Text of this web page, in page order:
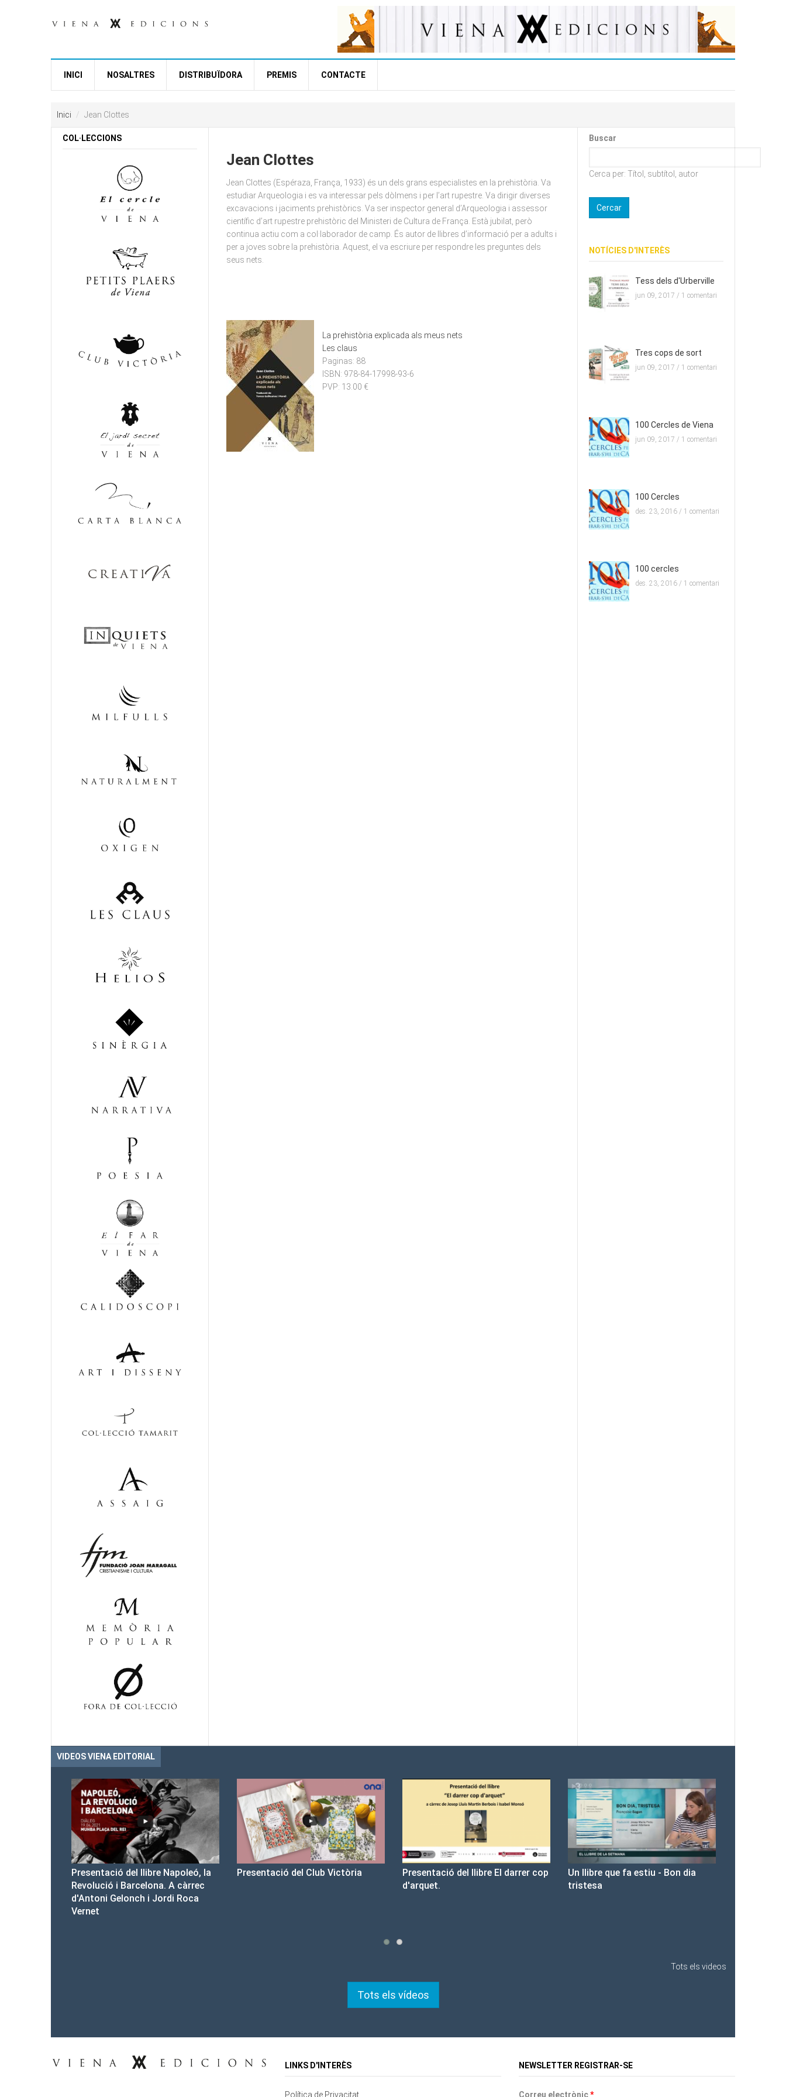
INICI NOSALTRES DISTRIBUÏDORA PREMIS CONTACTE
Inici Jean Clottes
Jean Clottes
Jean Clottes (Espéraza, França, 1933) és un dels grans especialistes en la prehistòria. Va
estudiar Arqueologia i es va interessar pels dòlmens i per l’art rupestre. Va dirigir diverses
excavacions i jaciments prehistòrics. Va ser inspector general d’Arqueologia i assessor
científic d’art rupes­tre prehistòric del Ministeri de Cultura de França. Està jubilat, però
continua actiu com a col·laborador de camp. És autor de llibres d’informació per a adults i
per a joves sobre la prehis­tòria. Aquest, el va escriure per respondre les preguntes dels
seus nets.
La prehistòria explicada als meus nets
Les claus
Paginas: 88
ISBN: 978-84-17998-93-6
PVP: 13.00 €
COL·LECCIONS Buscar
Cerca per: Títol, subtítol, autor
NOTÍCIES D'INTERÈS
Tess dels d'Urberville
jun 09, 2017 / 1 comentari
Tres cops de sort
jun 09, 2017 / 1 comentari
100 Cercles de Viena
jun 09, 2017 / 1 comentari
100 Cercles
des. 23, 2016 / 1 comentari
100 cercles
des. 23, 2016 / 1 comentari
VIDEOS VIENA EDITORIAL
Presentació del Club Victòria
Presentació del llibre El darrer cop
Un llibre que fa estiu - Bon dia
tristesa
Presentació de Les Fures a la
Llibreria Ona.
Tel.: 93-453.55.00
Contacte
Cookies